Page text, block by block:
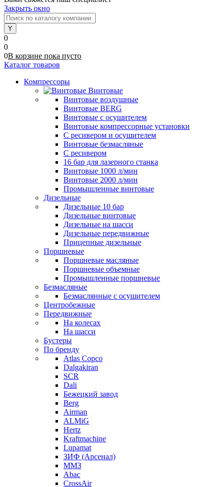
Закрыть окно
0
0
0В корзине пока пусто
Каталог товаров
Компрессоры
Винтовые
Винтовые воздушные
Винтовые BERG
Винтовые с осушителем
Винтовые компрессорные установки
C ресивером и осушителем
Винтовые безмасляные
C ресивером
16 бар для лазерного станка
Винтовые 1000 л/мин
Винтовые 2000 л/мин
Промышленные винтовые
Дизельные
Дизельные 10 бар
Дизельные винтовые
Дизельные на шасси
Дизельные передвижные
Прицепные дизельные
Поршневые
Поршневые масляные
Поршневые объемные
Промышленные поршневые
Безмасляные
Безмаслянные с осушителем
Центробежные
Передвижные
На колесах
На шасси
Бустеры
По бренду
Atlas Copco
Dalgakiran
SCR
Dali
Бежецкий завод
Berg
Airman
ALMiG
Hertz
Kraftmachine
Lupamat
ЗИФ (Арсенал)
ММЗ
Abac
CrossAir